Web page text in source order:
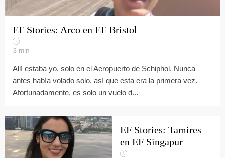
EF Stories: Arco en EF Bristol
3 min
Allí estaba yo, solo en el Aeropuerto de Schiphol. Nunca
antes había volado solo, así que esta era la primera vez.
Afortunadamente, es solo un vuelo d...
EF Stories: Tamires
en EF Singapur